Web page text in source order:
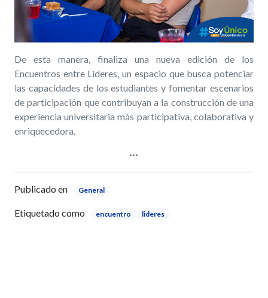
De esta manera, finaliza una nueva edición de los
Encuentros entre Líderes, un espacio que busca potenciar
las capacidades de los estudiantes y fomentar escenarios
de participación que contribuyan a la construcción de una
experiencia universitaria más participativa, colaborativa y
enriquecedora.
Publicado en General
Etiquetado como encuentro lideres